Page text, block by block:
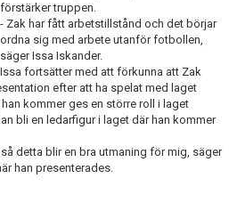
förstärker truppen.
- Zak har fått arbetstillstånd och det börjar
ordna sig med arbete utanför fotbollen,
säger Issa Iskander.
Issa fortsätter med att förkunna att Zak
efter att ha spelat med laget
kommer ges en större roll i laget
bli en ledarfigur i laget där han kommer
detta blir en bra utmaning för mig, säger
han presenterades.